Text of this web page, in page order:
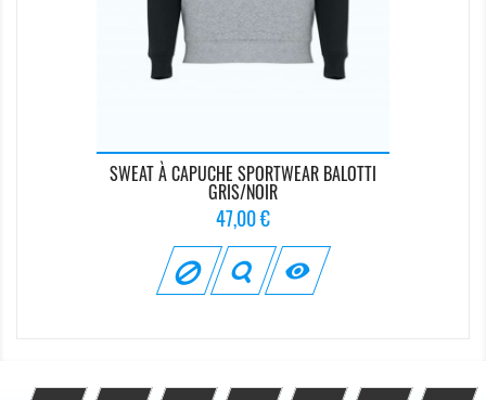
SWEAT À CAPUCHE SPORTWEAR BALOTTI
GRIS/NOIR
Prix
47,00 €
